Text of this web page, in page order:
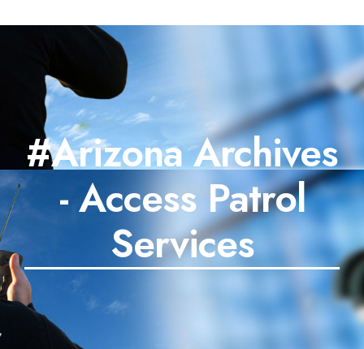
#Arizona Archives
- Access Patrol
Services